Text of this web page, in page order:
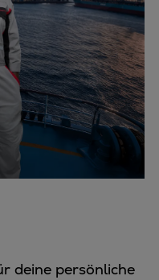
deine persönliche